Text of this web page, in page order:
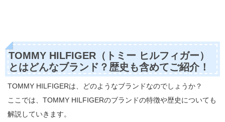
TOMMY HILFIGER（トミー ヒルフィガー）
とはどんなブランド？歴史も含めてご紹介！
TOMMY HILFIGERは、どのようなブランドなのでしょうか？
ここでは、TOMMY HILFIGERのブランドの特徴や歴史についても
解説していきます。